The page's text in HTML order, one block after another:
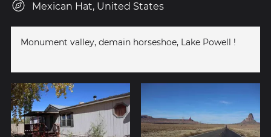
Mexican Hat, United States
Monument valley, demain horseshoe, Lake Powell !